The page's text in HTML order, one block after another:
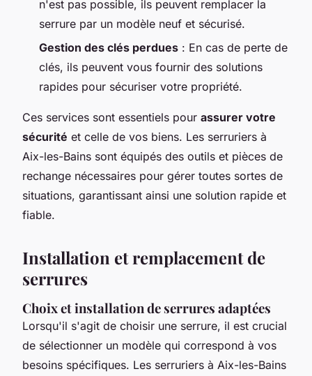
n'est pas possible, ils peuvent remplacer la
serrure par un modèle neuf et sécurisé.
Gestion des clés perdues : En cas de perte de
clés, ils peuvent vous fournir des solutions
rapides pour sécuriser votre propriété.
Ces services sont essentiels pour assurer votre
sécurité et celle de vos biens. Les serruriers à
Aix-les-Bains sont équipés des outils et pièces de
rechange nécessaires pour gérer toutes sortes de
situations, garantissant ainsi une solution rapide et
fiable.
Installation et remplacement de
serrures
Choix et installation de serrures adaptées
Lorsqu'il s'agit de choisir une serrure, il est crucial
de sélectionner un modèle qui correspond à vos
besoins spécifiques. Les serruriers à Aix-les-Bains